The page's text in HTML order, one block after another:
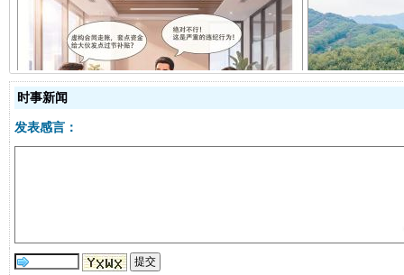
揭开“小金库”的免责幌子
时事新闻
发表感言：